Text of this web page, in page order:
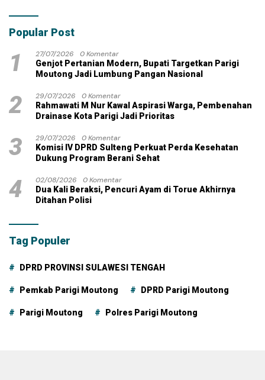
dengan Dana Pribadi
Popular Post
1 27/07/2026
0 Komentar
Genjot Pertanian Modern, Bupati Targetkan Parigi
Moutong Jadi Lumbung Pangan Nasional
2 29/07/2026
0 Komentar
Rahmawati M Nur Kawal Aspirasi Warga, Pembenahan
Drainase Kota Parigi Jadi Prioritas
3 29/07/2026
0 Komentar
Komisi IV DPRD Sulteng Perkuat Perda Kesehatan
Dukung Program Berani Sehat
4 02/08/2026
0 Komentar
Dua Kali Beraksi, Pencuri Ayam di Torue Akhirnya
Ditahan Polisi
Tag Populer
DPRD PROVINSI SULAWESI TENGAH
Pemkab Parigi Moutong DPRD Parigi Moutong
Parigi Moutong Polres Parigi Moutong